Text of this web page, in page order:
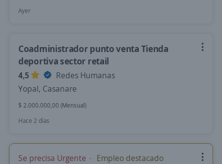
Ayer
Coadministrador punto venta Tienda
deportiva sector retail
4,5
Redes Humanas
Yopal, Casanare
$ 2.000.000,00 (Mensual)
Hace 2 días
Se precisa Urgente Empleo destacado